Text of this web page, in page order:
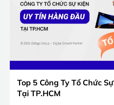
Top 5 Công Ty Tổ Chức
Tại TP.HCM